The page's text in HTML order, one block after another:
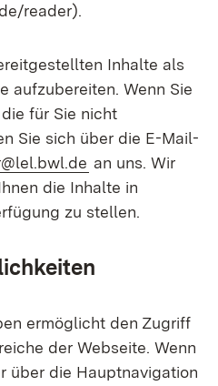
reader).
Inhalte als
aufzubereiten. Wenn Sie
für Sie nicht
Sie sich über die E-Mail-
(Öffnet in
an uns. Wir
die Inhalte in
zu stellen.
ermöglicht den Zugriff
der Webseite. Wenn
über die Hauptnavigation